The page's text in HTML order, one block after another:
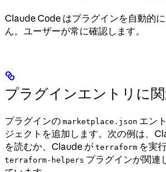
Claude Code はプラグインを自動的
ん。ユーザーが常に確認します。
プラグインエントリに
プラグインの marketplace.json エン
ジェクトを追加します。次の例は、
を読むか、Claude が terraform を実
terraform-helpers プラグインが関連